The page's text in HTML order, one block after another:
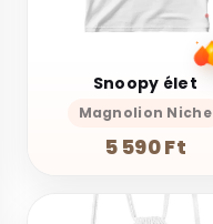
Snoopy élet
Magnolion Niche
5 590 Ft